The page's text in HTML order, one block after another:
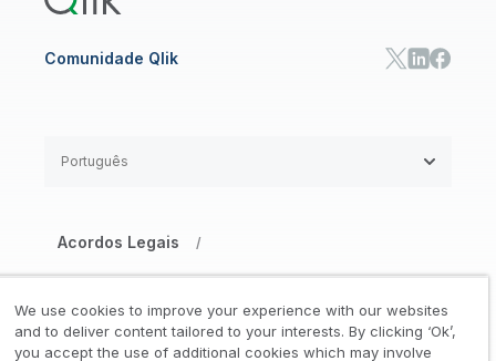
Comunidade Qlik
Acordos Legais /
Marcas Registradas / Confiança /
Português
We use cookies to improve your experience with our websites
and to deliver content tailored to your interests. By clicking ‘Ok’,
you accept the use of additional cookies which may involve